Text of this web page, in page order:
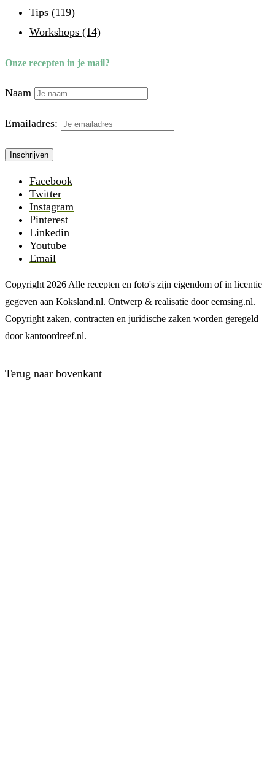
Tips (119)
Workshops (14)
Onze recepten in je mail?
Naam
Emailadres:
Facebook
Twitter
Instagram
Pinterest
Linkedin
Youtube
Email
Copyright 2026 Alle recepten en foto's zijn eigendom of in licentie
gegeven aan Koksland.nl. Ontwerp & realisatie door eemsing.nl.
Copyright zaken, contracten en juridische zaken worden geregeld
door kantoordreef.nl.
Terug naar bovenkant